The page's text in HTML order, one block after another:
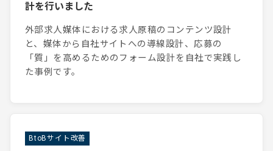
計を行いました
外部求人媒体における求人原稿のコンテンツ設計
と、媒体から自社サイトへの導線設計、応募の
「質」を高めるためのフォーム設計を自社で実践し
た事例です。
BtoBサイト改善